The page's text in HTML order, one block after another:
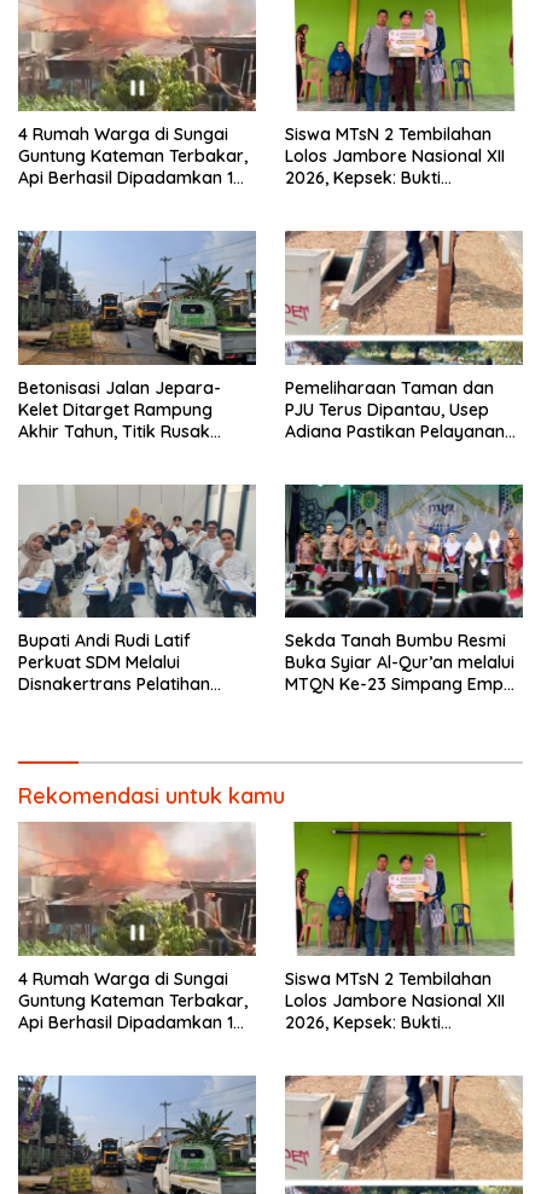
4 Rumah Warga di Sungai
Guntung Kateman Terbakar,
Api Berhasil Dipadamkan 1
Siswa MTsN 2 Tembilahan
Lolos Jambore Nasional XII
2026, Kepsek: Bukti
Betonisasi Jalan Jepara-
Kelet Ditarget Rampung
Akhir Tahun, Titik Rusak
Pemeliharaan Taman dan
PJU Terus Dipantau, Usep
Adiana Pastikan Pelayanan
Bupati Andi Rudi Latif
Perkuat SDM Melalui
Disnakertrans Pelatihan
Sekda Tanah Bumbu Resmi
Buka Syiar Al-Qur’an melalui
MTQN Ke-23 Simpang Empat
Rekomendasi untuk kamu
4 Rumah Warga di Sungai
Guntung Kateman Terbakar,
Api Berhasil Dipadamkan 1
Siswa MTsN 2 Tembilahan
Lolos Jambore Nasional XII
2026, Kepsek: Bukti